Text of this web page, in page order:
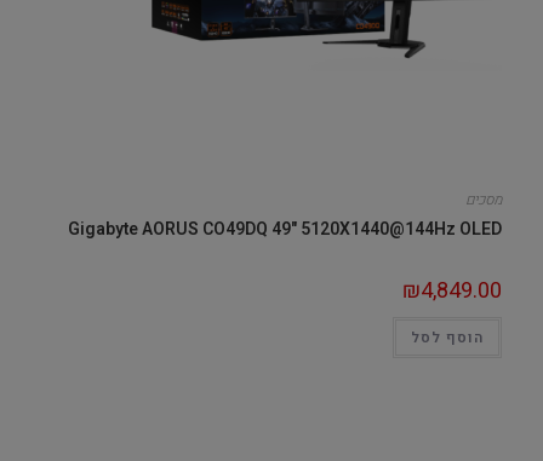
מסכים
Gigabyte AORUS CO49DQ 49" 5120X1440@144Hz OLED
₪4,849.00
הוסף לסל